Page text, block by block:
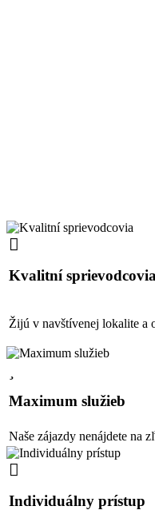
Kvalitní sprievodcovia
Žijú v navštívenej lokalite a
Maximum služieb
Naše zájazdy nenájdete na
Individuálny prístup